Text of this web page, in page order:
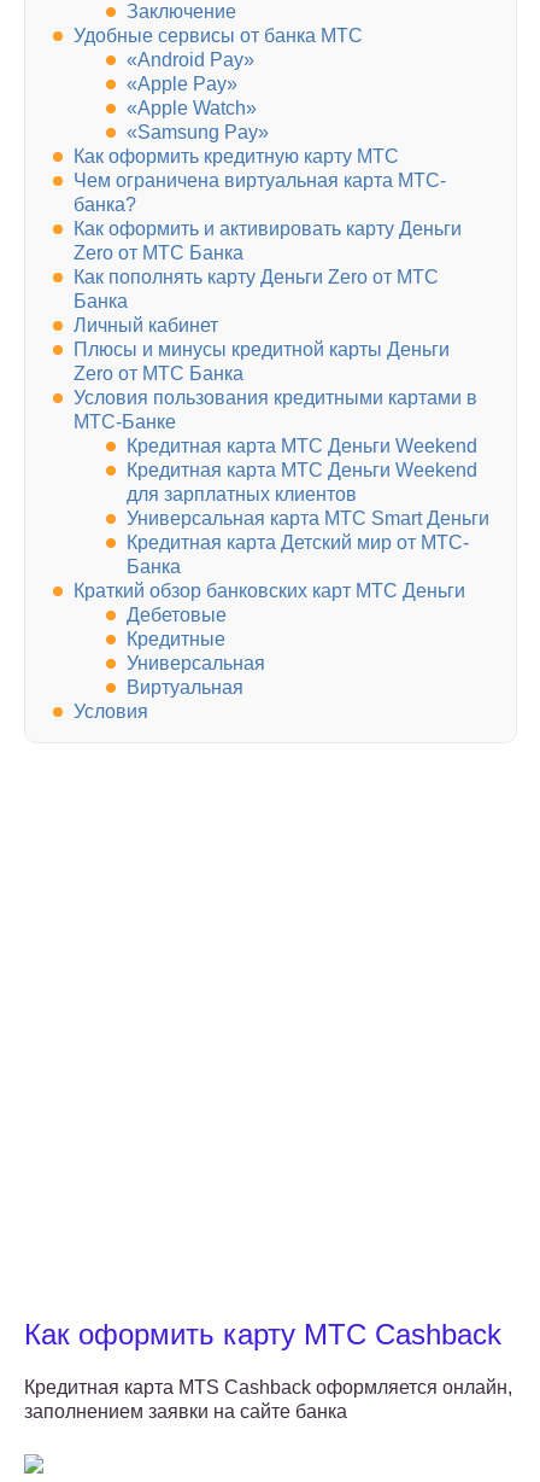
Заключение
Удобные сервисы от банка МТС
«Android Pay»
«Apple Pay»
«Apple Watch»
«Samsung Pay»
Как оформить кредитную карту МТС
Чем ограничена виртуальная карта МТС-
банка?
Как оформить и активировать карту Деньги
Zero от МТС Банка
Как пополнять карту Деньги Zero от МТС
Банка
Личный кабинет
Плюсы и минусы кредитной карты Деньги
Zero от МТС Банка
Условия пользования кредитными картами в
МТС-Банке
Кредитная карта МТС Деньги Weekend
Кредитная карта МТС Деньги Weekend
для зарплатных клиентов
Универсальная карта МТС Smart Деньги
Кредитная карта Детский мир от МТС-
Банка
Краткий обзор банковских карт МТС Деньги
Дебетовые
Кредитные
Универсальная
Виртуальная
Условия
Как оформить карту МТС Cashback
Кредитная карта MTS Cashback оформляется онлайн,
заполнением заявки на сайте банка